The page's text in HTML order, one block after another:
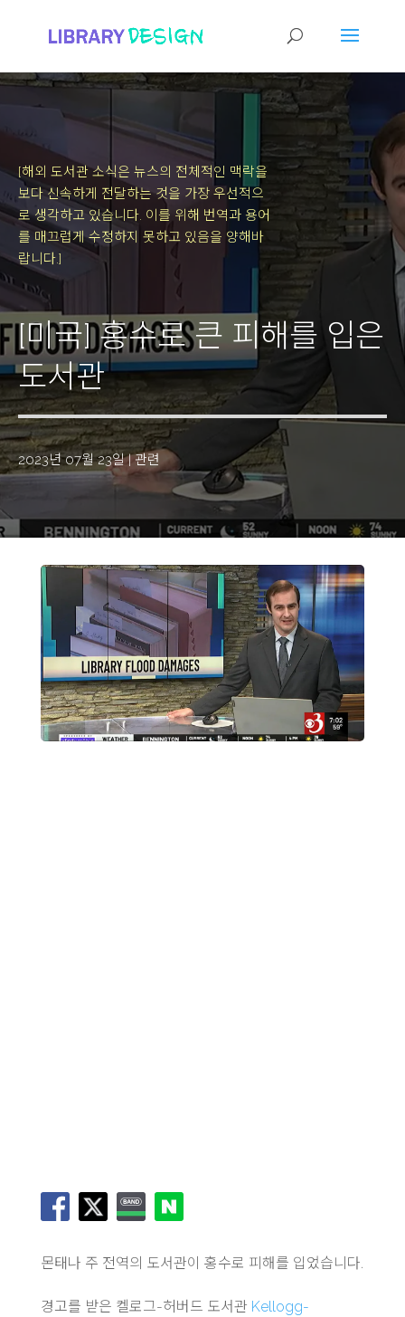
[해외 도서관 소식은 뉴스의 전체적인 맥락을
보다 신속하게 전달하는 것을 가장 우선적으
로 생각하고 있습니다. 이를 위해 번역과 용어
를 매끄럽게 수정하지 못하고 있음을 양해바
랍니다.]
[미국] 홍수로 큰 피해를 입은
도서관
2023년 07월 23일|관련
몬태나 주 전역의 도서관이 홍수로 피해를 입었습니다.
경고를 받은 켈로그-허버드 도서관 Kellogg-